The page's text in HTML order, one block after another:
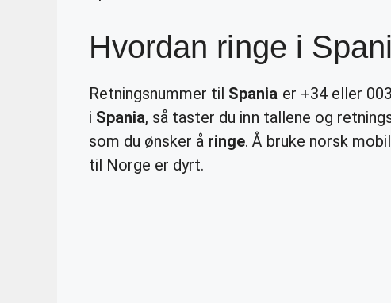
Hvordan ringe i
Retningsnummer til Spania er +34 eller
i Spania, så taster du inn tallene og
som du ønsker å ringe. Å bruke norsk
til Norge er dyrt.